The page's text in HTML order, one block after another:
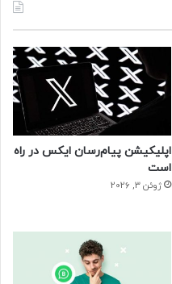
اپلیکیشن پیام‌رسان ایکس در راه
است
ژوئن 3, 2026